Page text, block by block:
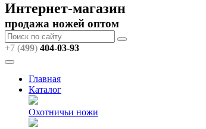
Интернет-магазин
продажа ножей оптом
+7 (499) 404-03-93
Главная
Каталог
Охотничьи ножи